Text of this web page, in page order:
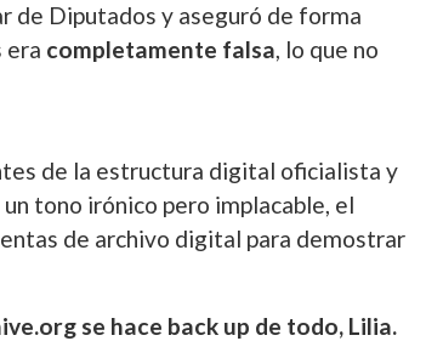
de Diputados y aseguró de forma
era completamente falsa, lo que no
de la estructura digital oficialista y
tono irónico pero implacable, el
de archivo digital para demostrar
se hace back up de todo, Lilia.